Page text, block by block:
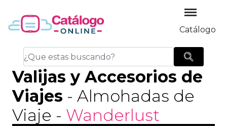
Catálogo
Valijas y Accesorios de
Viajes - Almohadas de
Viaje - Wanderlust